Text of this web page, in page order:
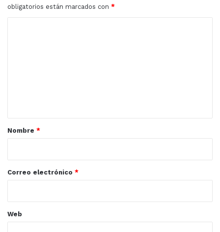
obligatorios están marcados con *
r
*
Nombre *
Correo electrónico *
Web